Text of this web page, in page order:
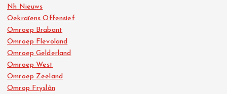
Nh Nieuws
Oekraïens Offensief
Omroep Brabant
Omroep Flevoland
Omroep Gelderland
Omroep West
Omroep Zeeland
Omrop Fryslân